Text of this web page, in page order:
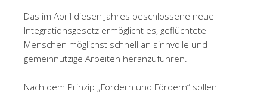
Das im April diesen Jahres beschlossene neue
Integrationsgesetz ermöglicht es, geflüchtete
Menschen möglichst schnell an sinnvolle und
gemeinnützige Arbeiten heranzuführen.
Nach dem Prinzip „Fordern und Fördern“ sollen